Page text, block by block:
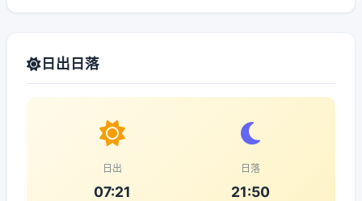
日出日落
日出
07:21
日落
21:50